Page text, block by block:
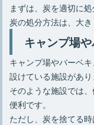
まずは、炭を適切に
炭の処分方法は、大き
キャンプ場
キャンプ場やバーベ
設けている施設があり
そのような施設では
便利です。
ただし、炭を捨てる